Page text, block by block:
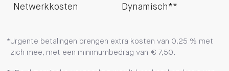
Netwerkkosten Dynamisch**
Urgente betalingen brengen extra kosten van 0,25 % met
zich mee, met een minimumbedrag van € 7,50.